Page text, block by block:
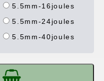
5.5mm-16joules
5.5mm-24joules
5.5mm-40joules